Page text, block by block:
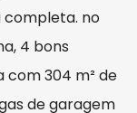
completa. no
4 bons
com 304 m² de
de garagem